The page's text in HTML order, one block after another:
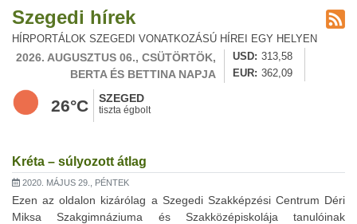
Szegedi hírek
HÍRPORTÁLOK SZEGEDI VONATKOZÁSÚ HÍREI EGY HELYEN
2026. AUGUSZTUS 06., CSÜTÖRTÖK,
BERTA ÉS BETTINA NAPJA
USD
313,58
EUR
362,09
26°C SZEGED
tiszta égbolt
Kréta – súlyozott átlag
2020. MÁJUS 29., PÉNTEK
Ezen az oldalon kizárólag a Szegedi Szakképzési Centrum Déri
Miksa Szakgimnáziuma és Szakközépiskolája tanulóinak